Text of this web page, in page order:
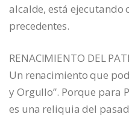
alcalde, está ejecutando
precedentes.
RENACIMIENTO DEL
Un renacimiento que
y Orgullo”. Porque para
es una reliquia del